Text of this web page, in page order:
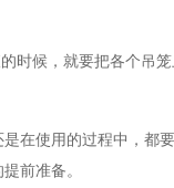
时候，就要把各个吊
在使用的过程中，都
前准备。